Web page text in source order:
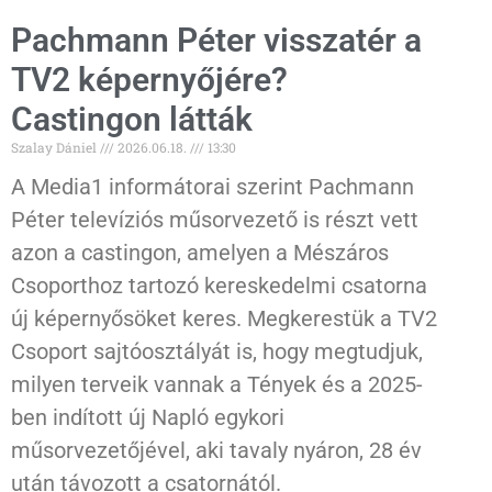
Pachmann Péter visszatér a
TV2 képernyőjére?
Castingon látták
Szalay Dániel 2026.06.18. 13:30
A Media1 informátorai szerint Pachmann
Péter televíziós műsorvezető is részt vett
azon a castingon, amelyen a Mészáros
Csoporthoz tartozó kereskedelmi csatorna
új képernyősöket keres. Megkerestük a TV2
Csoport sajtóosztályát is, hogy megtudjuk,
milyen terveik vannak a Tények és a 2025-
ben indított új Napló egykori
műsorvezetőjével, aki tavaly nyáron, 28 év
után távozott a csatornától.